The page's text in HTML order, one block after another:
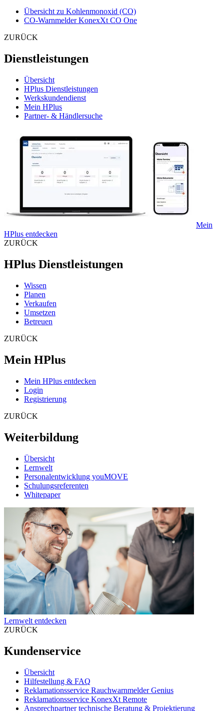
Übersicht zu Kohlenmonoxid (CO)
CO-Warnmelder KonexXt CO One
ZURÜCK
Dienstleistungen
Übersicht
HPlus Dienstleistungen
Werkskundendienst
Mein HPlus
Partner- & Händlersuche
Mein
HPlus entdecken
ZURÜCK
HPlus Dienstleistungen
Wissen
Planen
Verkaufen
Umsetzen
Betreuen
ZURÜCK
Mein HPlus
Mein HPlus entdecken
Login
Registrierung
ZURÜCK
Weiterbildung
Übersicht
Lernwelt
Personalentwicklung youMOVE
Schulungsreferenten
Whitepaper
Lernwelt entdecken
ZURÜCK
Kundenservice
Übersicht
Hilfestellung & FAQ
Reklamationsservice Rauchwarnmelder Genius
Reklamationsservice KonexXt Remote
Ansprechpartner technische Beratung & Projektierung